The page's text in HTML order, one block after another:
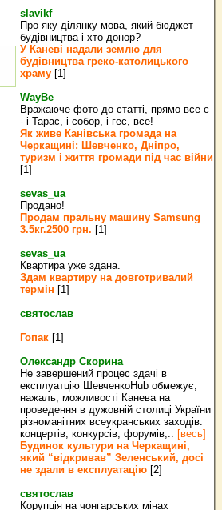
slavikf
Про яку ділянку мова, який бюджет
будівництва і хто донор?
У Каневі надали землю для
будівництва греко‐католицького
храму [1]
WayBe
Вражаюче фото до статті, прямо все є
- і Тарас, і собор, і гес, все!
Як живе Канівська громада на
Черкащині: Шевченко, Дніпро,
туризм і життя громади під час війни
[1]
sevas_ua
Продано!
Продам пральну машину Samsung
3.5кг.2500 грн. [1]
sevas_ua
Квартира уже здана.
Здам квартиру на довготривалий
термін [1]
святослав
Гопак [1]
Олександр Скорина
Не завершений процес здачі в
експлуатцію ШевченкоHub обмежує,
нажаль, можливості Канева на
проведення в дужовній столиці України
різноманітних всеукранських заходів:
концертів, конкурсів, форумів,.. [весь]
Будинок культури на Черкащині,
який “відкривав” Зеленський, досі
не здали в експлуатацію [2]
святослав
Корупція на чонгарських мінах